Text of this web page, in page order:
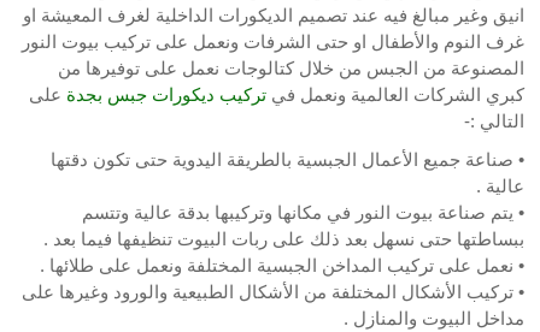
انيق وغير مبالغ فيه عند تصميم الديكورات الداخلية لغرف المعيشة او
غرف النوم والأطفال او حتى الشرفات ونعمل على تركيب بيوت النور
المصنوعة من الجبس من خلال كتالوجات نعمل على توفيرها من
كبري الشركات العالمية ونعمل فيتركيب ديكورات جبس بجدة على
التالي :-
• صناعة جميع الأعمال الجبسية بالطريقة اليدوية حتى تكون دقتها
عالية .
• يتم صناعة بيوت النور في مكانها وتركيبها بدقة عالية وتتسم
ببساطتها حتى نسهل بعد ذلك على ربات البيوت تنظيفها فيما بعد .
• نعمل على تركيب المداخن الجبسية المختلفة ونعمل على طلائها .
• تركيب الأشكال المختلفة من الأشكال الطبيعية والورود وغيرها على
مداخل البيوت والمنازل .